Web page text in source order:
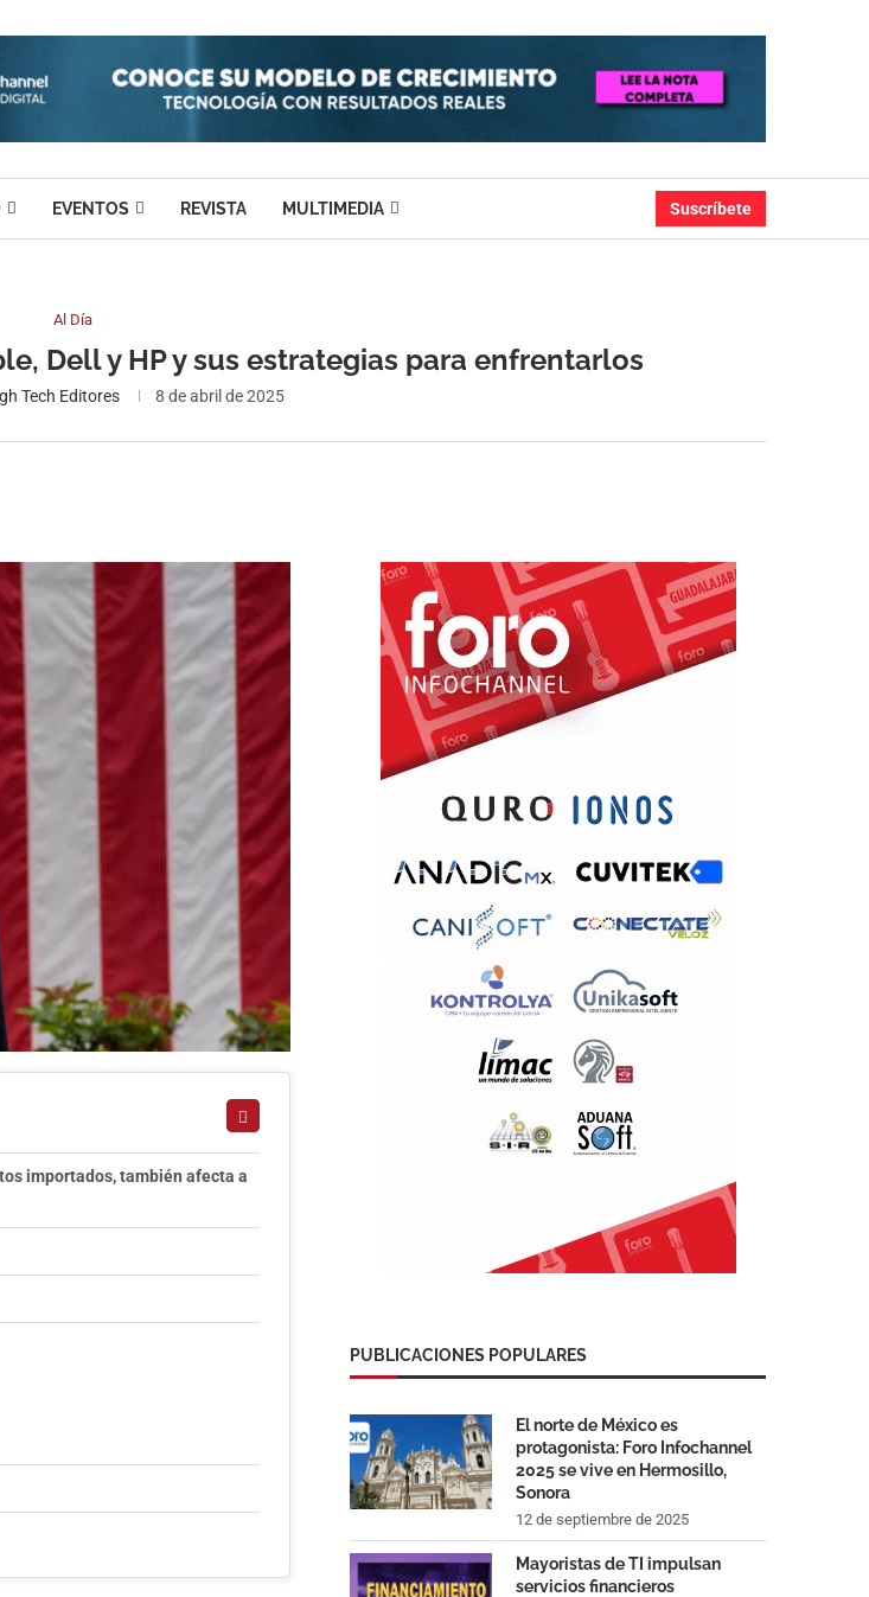
EVENTOS REVISTA MULTIMEDIA Suscríbete
Al Día
Dell y HP y sus estrategias para enfrentarlos
Tech Editores 8 de abril de 2025
importados, también afecta a
PUBLICACIONES POPULARES
El norte de México es
protagonista: Foro Infochannel
2025 se vive en Hermosillo,
Sonora
12 de septiembre de 2025
Mayoristas de TI impulsan
servicios financieros